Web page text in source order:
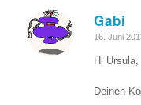
Gabi
sagte:
16. Juni
Hi Ursula,
Deinen